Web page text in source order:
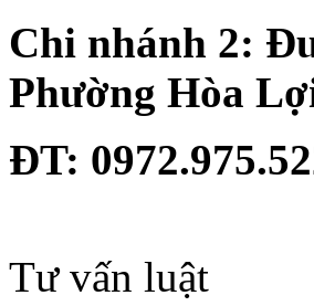
Chi nhánh 2:
Phường Hòa
ĐT:
Tư vấn luật